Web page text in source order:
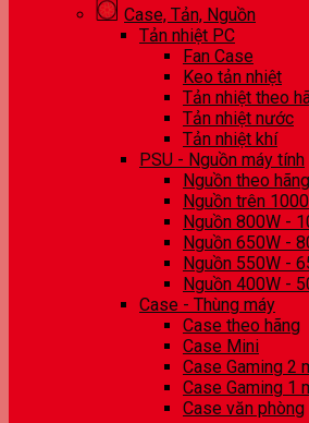
Case, Tản, Nguồn
Tản nhiệt PC
Fan Case
Keo tản nhiệt
Tản nhiệt theo
Tản nhiệt nước
Tản nhiệt khí
PSU - Nguồn máy tính
Nguồn theo hãng
Nguồn trên
Nguồn 800W -
Nguồn 650W -
Nguồn 550W -
Nguồn 400W -
Case - Thùng máy
Case theo hãng
Case Mini
Case Gaming 2
Case Gaming 1
Case văn phòng